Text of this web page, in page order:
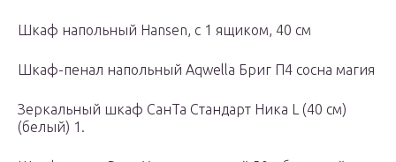
Шкаф напольный Hansen, с 1 ящиком, 40 см
Шкаф-пенал напольный Aqwella Бриг П4 сосна магия
Зеркальный шкаф СанТа Стандарт Ника L (40 см)
(белый) 1.